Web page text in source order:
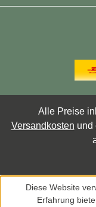
Alle Preise
Versandkosten und
Diese Website
Erfahrung